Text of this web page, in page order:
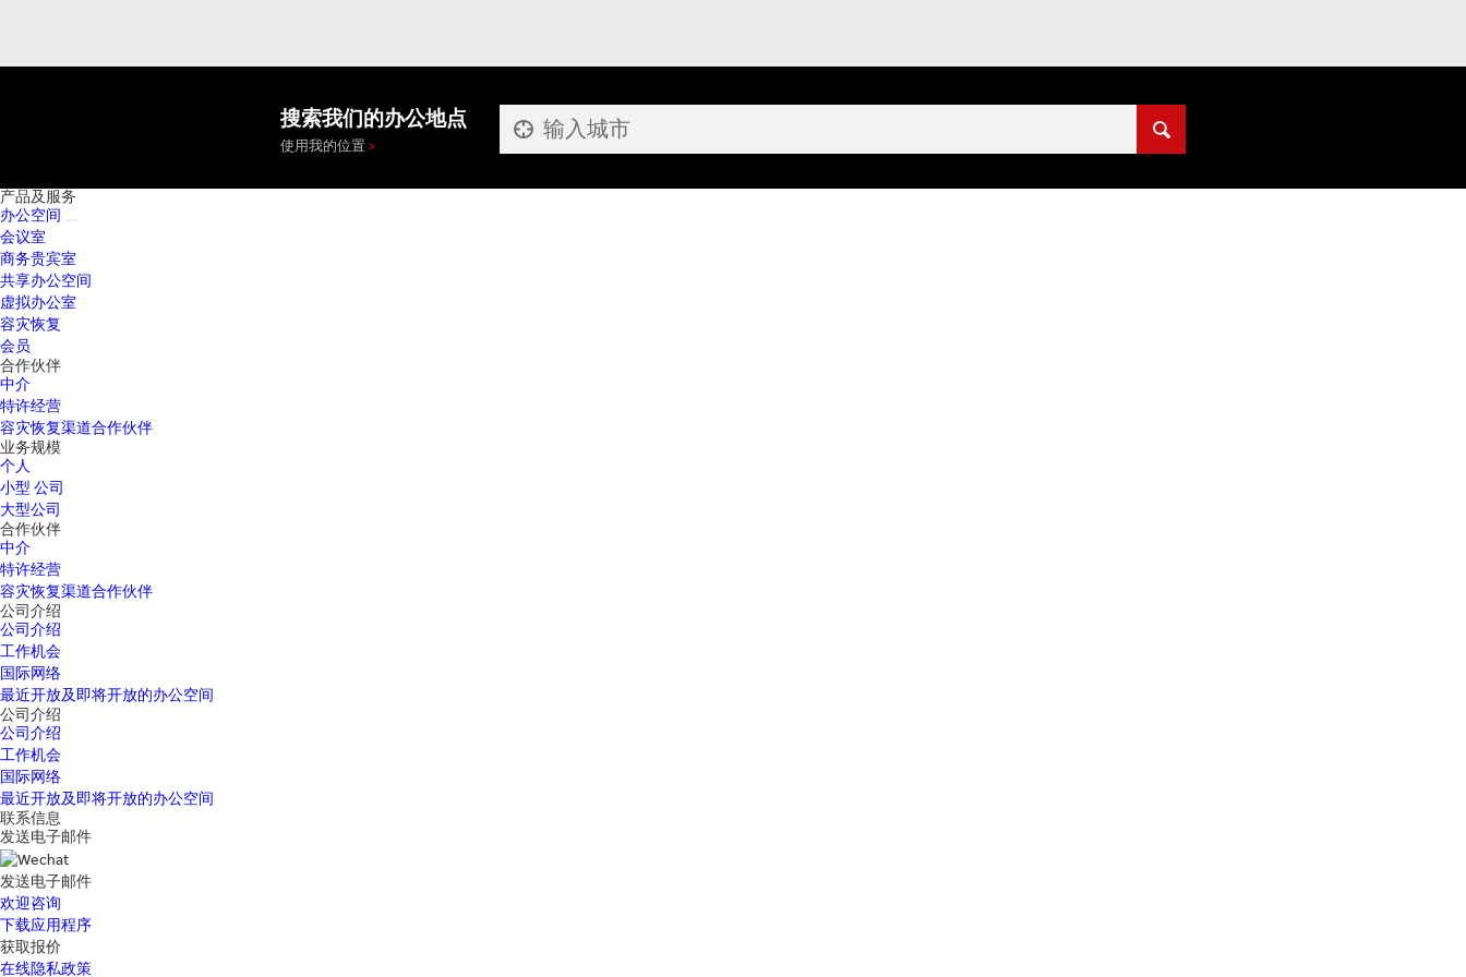
搜索我们的办公地点
使用我的位置
产品及服务
办公空间
会议室
商务贵宾室
共享办公空间
虚拟办公室
容灾恢复
会员
合作伙伴
中介
特许经营
容灾恢复渠道合作伙伴
业务规模
个人
小型 公司
大型公司
合作伙伴
中介
特许经营
容灾恢复渠道合作伙伴
公司介绍
公司介绍
工作机会
国际网络
最近开放及即将开放的办公空间
公司介绍
公司介绍
工作机会
国际网络
最近开放及即将开放的办公空间
联系信息
发送电子邮件
发送电子邮件
欢迎咨询
下载应用程序
获取报价
在线隐私政策